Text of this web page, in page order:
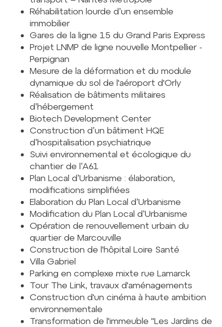
Réhabilitation lourde d’un ensemble
immobilier
Gares de la ligne 15 du Grand Paris Express
Projet LNMP de ligne nouvelle Montpellier -
Perpignan
Mesure de la déformation et du module
dynamique du sol de l'aéroport d'Orly
Réalisation de bâtiments militaires
d’hébergement
Biotech Development Center
Construction d’un bâtiment HQE
d’hospitalisation psychiatrique
Suivi environnemental et écologique du
chantier de l’A61
Plan Local d’Urbanisme : élaboration,
modifications simplifiées
Elaboration du Plan Local d’Urbanisme
Modification du Plan Local d’Urbanisme
Opération de renouvellement urbain du
quartier de Marcouville
Construction de l'hôpital Loire Santé
Villa Gabriel
Parking en complexe mixte rue Lamarck
Tour The Link, travaux d'aménagements
Construction d'un cinéma à haute ambition
environnementale
Transformation de l'immeuble "Les Jardins de